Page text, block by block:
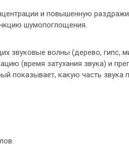
и повышенную
шумопоглощения.
звуковые волны (дерево, гипс,
(время затухания звука) и
показывает, какую часть звука